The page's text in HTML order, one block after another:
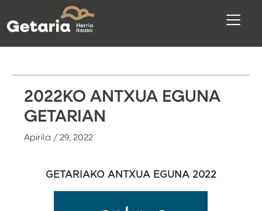
2022KO ANTXUA EGUNA
GETARIAN
Apirila / 29, 2022
GETARIAKO ANTXUA EGUNA 2022